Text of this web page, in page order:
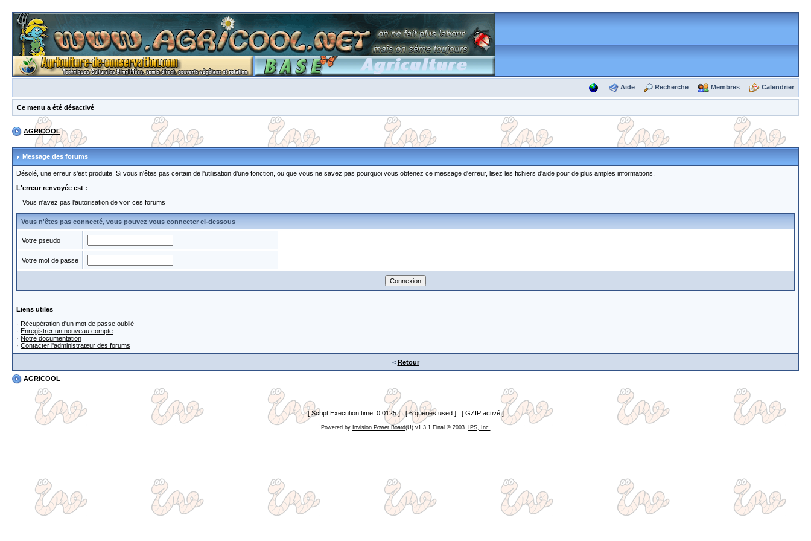
Aide Recherche Membres Calendrier
Ce menu a été désactivé
AGRICOOL
Message des forums
Désolé, une erreur s'est produite. Si vous n'êtes pas certain de l'utilisation d'une fonction, ou que vous ne savez pas pourquoi vous obtenez ce message d'erreur, lisez les fichiers d'aide pour de plus amples informations.
L'erreur renvoyée est :
Vous n'avez pas l'autorisation de voir ces forums
Vous n'êtes pas connecté, vous pouvez vous connecter ci-dessous
Votre pseudo
Votre mot de passe
Liens utiles
· Récupération d'un mot de passe oublié
· Enregistrer un nouveau compte
· Notre documentation
· Contacter l'administrateur des forums
< Retour
AGRICOOL
[ Script Execution time: 0.0125 ] [ 6 queries used ] [ GZIP activé ]
Powered by Invision Power Board(U) v1.3.1 Final © 2003 IPS, Inc.